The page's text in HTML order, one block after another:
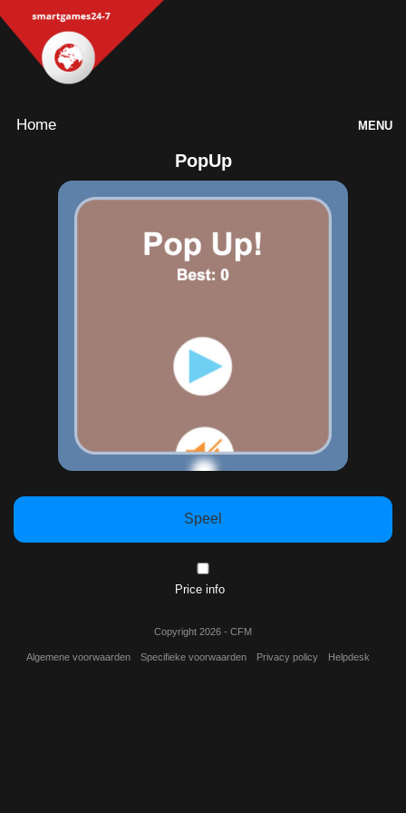
Home MENU
PopUp
Speel
Price info
Copyright 2026 - CFM
Algemene voorwaarden Specifieke voorwaarden Privacy policy Helpdesk